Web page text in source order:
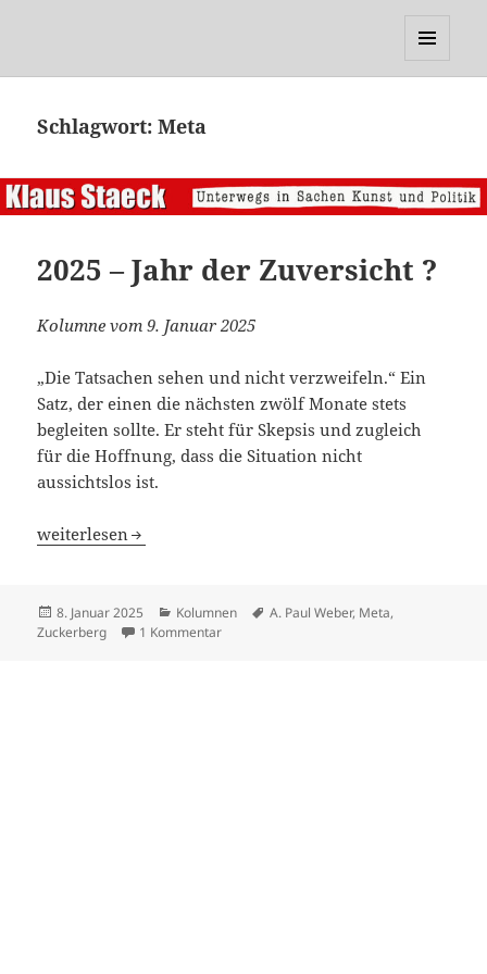
Schlagwort:Meta
2025 – Jahr der Zuversicht ?
Kolumne vom 9. Januar 2025
„Die Tatsachen sehen und nicht verzweifeln.“ Ein
Satz, der einen die nächsten zwölf Monate stets
begleiten sollte. Er steht für Skepsis und zugleich
für die Hoffnung, dass die Situation nicht
aussichtslos ist.
2025 – Jahr der Zuversicht ?
weiterlesen
Veröffentlicht
am
8. Januar 2025 Kategorien
Kolumnen Schlagwörter
A. Paul Weber, Meta,
Zuckerberg
1 Kommentarzu 2025 – Jahr der Zuversicht ?